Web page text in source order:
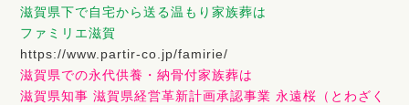
滋賀県下で自宅から送る温もり家族葬は
ファミリエ滋賀
https://www.partir-co.jp/famirie/
滋賀県での永代供養・納骨付家族葬は
滋賀県知事 滋賀県経営革新計画承認事業 永遠桜（とわざく